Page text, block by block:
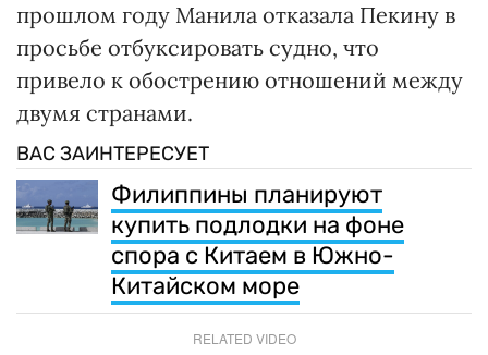
прошлом году Манила отказала Пекину в
просьбе отбуксировать судно, что
привело к обострению отношений между
двумя странами.
ВАС ЗАИНТЕРЕСУЕТ
Филиппины планируют
купить подлодки на фоне
спора с Китаем в Южно-
Китайском море
RELATED VIDEO